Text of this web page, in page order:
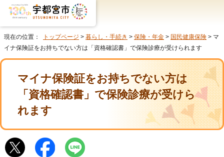
現在の位置： トップページ > 暮らし・手続き > 保険・年金 > 国民健康保険 > マ
イナ保険証をお持ちでない方は「資格確認書」で保険診療が受けられます
マイナ保険証をお持ちでない方は
「資格確認書」で保険診療が受けら
れます